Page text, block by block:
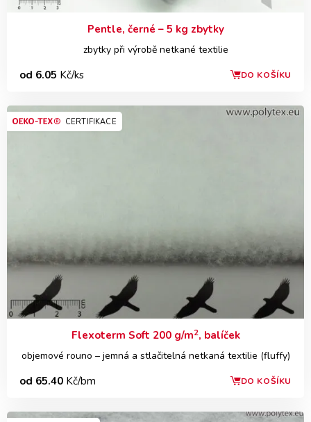
Pentle, černé – 5 kg zbytky
zbytky při výrobě netkané textilie
od 6.05 Kč/ks DO KOŠÍKU
CERTIFIKACE
Flexoterm Soft 200 g/m2, balíček
objemové rouno – jemná a stlačitelná netkaná textilie (fluffy)
od 65.40 Kč/bm DO KOŠÍKU